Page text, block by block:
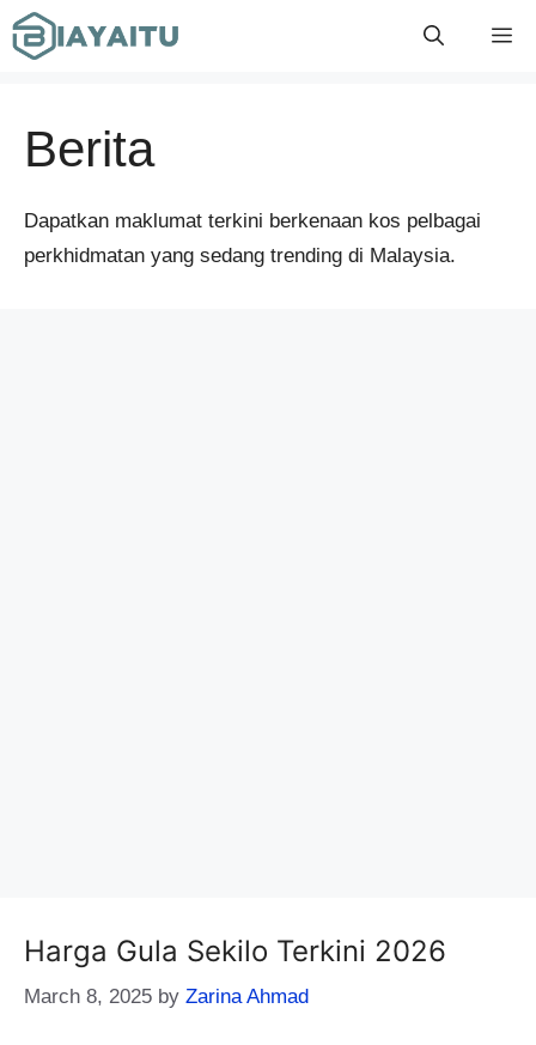
Skip
to
Berita
Dapatkan maklumat terkini berkenaan kos pelbagai
perkhidmatan yang sedang trending di Malaysia.
Harga Gula Sekilo Terkini 2026
March 8, 2025 by Zarina Ahmad